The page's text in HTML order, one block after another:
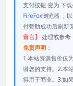
支付按钮 变为 下
FireFox浏览器 ，
付赞助成功后刷新
留言】 处理或参考
免责声明：
1.本站资源售价仅
谢您的支持。2.本
得用于商业。3.如